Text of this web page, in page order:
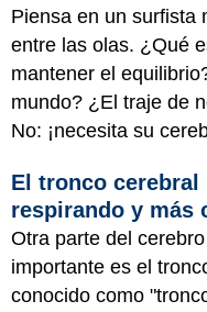
Piensa en un surfista
entre las olas. ¿Qué
mantener el
mundo? ¿El traje de
No: ¡necesita su
El tronco
respirando y más
Otra parte del
importante es el
conocido como